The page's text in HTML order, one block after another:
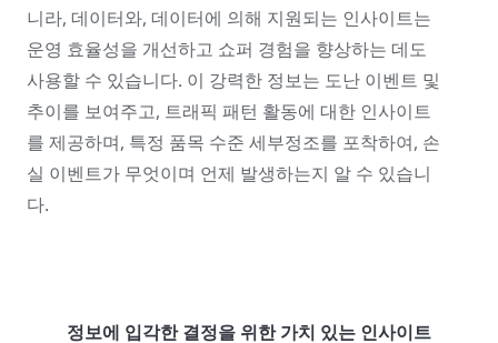
니라, 데이터와, 데이터에 의해 지원되는 인사이트는
운영 효율성을 개선하고 쇼퍼 경험을 향상하는 데도
사용할 수 있습니다. 이 강력한 정보는 도난 이벤트 및
추이를 보여주고, 트래픽 패턴 활동에 대한 인사이트
를 제공하며, 특정 품목 수준 세부정조를 포착하여, 손
실 이벤트가 무엇이며 언제 발생하는지 알 수 있습니
다.
정보에 입각한 결정을 위한 가치 있는 인사이트